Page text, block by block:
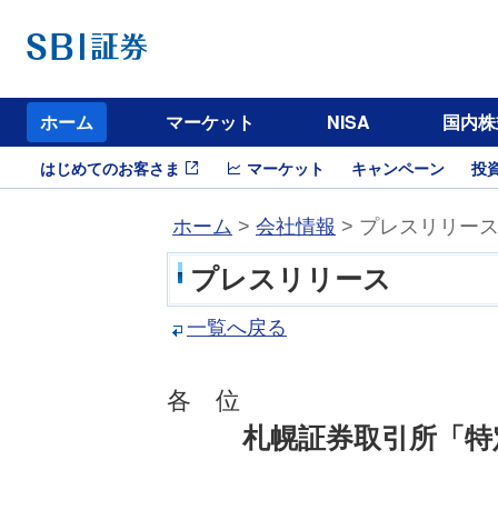
ホーム マーケット NISA 国内
はじめてのお客さま マーケット キャンペーン 投
ホーム > 会社情報 > プレスリリース
プレスリリース
一覧へ戻る
各 位
札幌証券取引所「